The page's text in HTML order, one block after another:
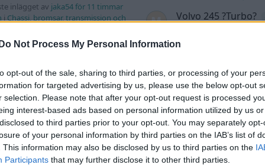
Do Not Process My Personal Information
opt-out of the sale, sharing to third parties, or processing of your
for targeted advertising by us, please use the below opt-out
selection. Please note that after your opt-out request is processed
interest-based ads based on personal information utilized by us
to third parties prior to your opt-out. You may separately
of your personal information by third parties on the IAB’s list of
This information may also be disclosed by us to third parties on the
Participants that may further disclose it to other third parties.
inlägget av jaka54 för 11 timmar
i Chassi, bromsar, transmission och
2017
Varför?
inlägget avAnsan Igår 15:29i
felsökning
i vevhus, Volvo
1 svar
inlägget avMossan1 Igår 11:07i
felsökning
Volvo 245 ?Turbo?
sedan
Civic Aerodeck VTi
Senaste inlägget av
Projekt
Antikrundan på 4
Ford Model T 1923
Senaste inlägget av
Projekt